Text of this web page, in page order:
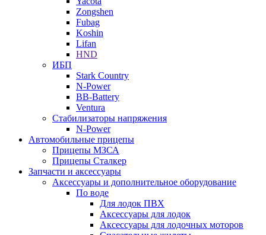
Zongshen
Fubag
Koshin
Lifan
HND
ИБП
Stark Country
N-Power
BB-Battery
Ventura
Стабилизаторы напряжения
N-Power
Автомобильные прицепы
Прицепы МЗСА
Прицепы Сталкер
Запчасти и аксессуары
Аксессуары и дополнительное оборудование
По воде
Для лодок ПВХ
Аксессуары для лодок
Аксессуары для лодочных моторов